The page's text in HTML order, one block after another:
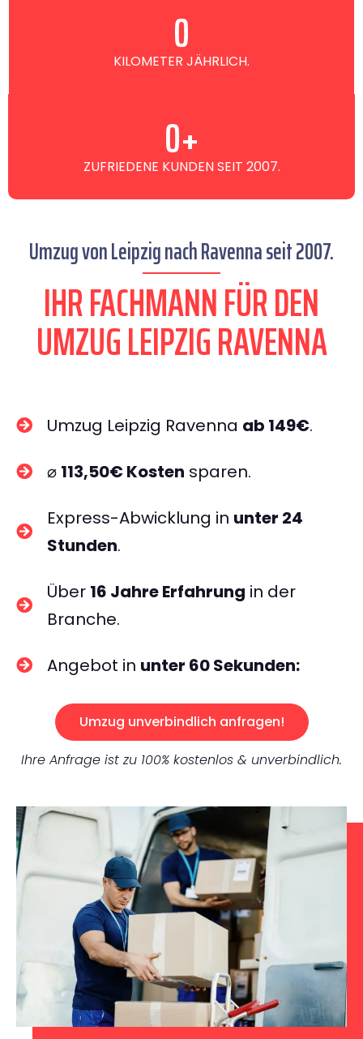
KILOMETER JÄHRLICH.
0
ZUFRIEDENE KUNDEN SEIT 2007.
0+
Umzug von Leipzig nach Ravenna seit 2007.
IHR FACHMANN FÜR DEN
UMZUG LEIPZIG RAVENNA
Umzug Leipzig Ravenna ab 149€.
⌀ 113,50€ Kosten sparen.
Express-Abwicklung in unter 24
Stunden.
Über 16 Jahre Erfahrung in der
Branche.
Angebot in unter 60 Sekunden:
Umzug unverbindlich anfragen!
Ihre Anfrage ist zu 100% kostenlos & unverbindlich.